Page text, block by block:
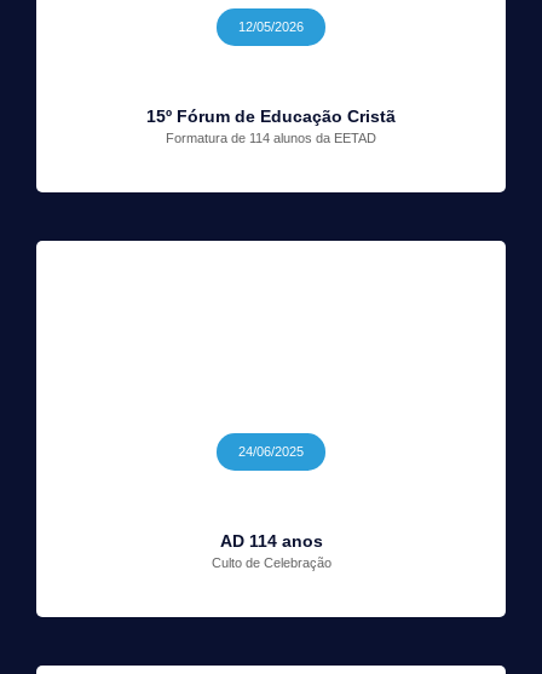
12/05/2026
15º Fórum de Educação Cristã
Formatura de 114 alunos da EETAD
24/06/2025
AD 114 anos
Culto de Celebração